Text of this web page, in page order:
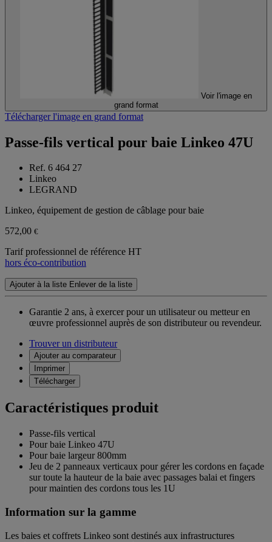
Voir l'image en
grand format
Télécharger l'image en grand format
Passe-fils vertical pour baie Linkeo 47U
Ref. 6 464 27
Linkeo
LEGRAND
Linkeo, équipement de gestion de câblage pour baie
572,00 €
Tarif professionnel de référence HT
hors éco-contribution
Ajouter à la liste Enlever de la liste
Garantie 2 ans, à exercer pour un utilisateur ou metteur en
œuvre professionnel auprès de son distributeur ou revendeur.
Trouver un distributeur
Ajouter au comparateur
Imprimer
Télécharger
Caractéristiques produit
Passe-fils vertical
Pour baie Linkeo 47U
Pour baie largeur 800mm
Jeu de 2 panneaux verticaux pour gérer les cordons en façade
sur toute la hauteur de la baie avec passages balai et fingers
pour maintien des cordons tous les 1U
Information sur la gamme
Les baies et coffrets Linkeo sont destinés aux infrastructures